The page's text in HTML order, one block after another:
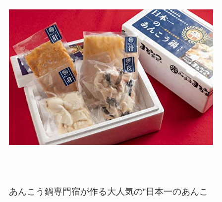
あんこう鍋専門宿が作る大人気の”日本一のあんこ